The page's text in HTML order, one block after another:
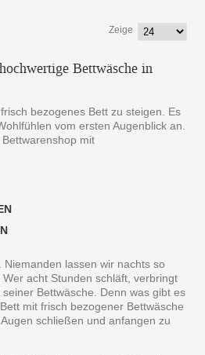
Zeige
Bettwäsche in
bezogenes Bett zu steigen. Es
vom ersten Augenblick an.
mit
lassen wir nachts so
acht Stunden schläft, verbringt
Bettwäsche. Denn was gibt es
mit frisch bezogener Bettwäsche
schließen und anfangen zu